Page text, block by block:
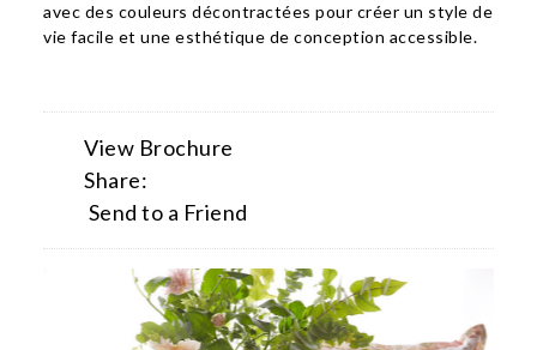
avec des couleurs décontractées pour créer un style de
vie facile et une esthétique de conception accessible.
View Brochure
Share:
Send to a Friend